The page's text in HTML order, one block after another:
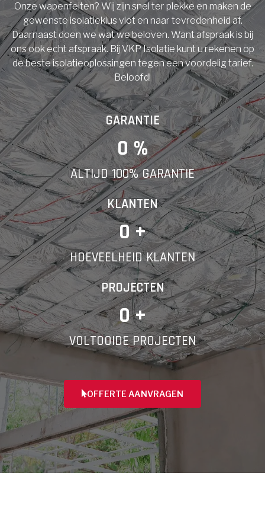
Dakisolatie
Gevelisolatie
Vorige Volgende
Voornaam
Achternaam
E-mail
Telefoonnummer
Vorige
Onze wapenfeiten? Wij zijn snel ter plekke en maken de
gewenste isolatieklus vlot en naar tevredenheid af.
Daarnaast doen we wat we beloven. Want afspraak is bij
ons ook echt afspraak. Bij VKP Isolatie kunt u rekenen op
de beste isolatieoplossingen tegen een voordelig tarief.
Beloofd!
GARANTIE
0 %
ALTIJD 100% GARANTIE
KLANTEN
0 +
HOEVEELHEID KLANTEN
PROJECTEN
0 +
VOLTOOIDE PROJECTEN
OFFERTE AANVRAGEN